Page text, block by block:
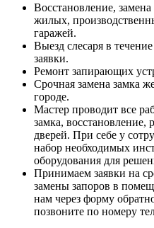
Восстановление,
жилых,
гаражей.
Выезд слесаря в
заявки.
Ремонт запирающих
Срочная замена замка
городе.
Мастер проводит все
замка, восстановление,
дверей. При себе у
набор необходимых
оборудования для
Принимаем заявки на
замены запоров в
нам через форму
позвоните по номеру